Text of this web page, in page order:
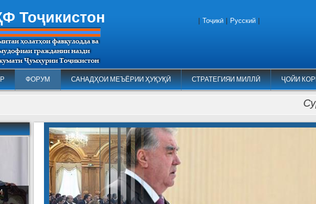
Тоҷикистон
ФОРУМ САНАДҲОИ МЕЪЁРИИ ҲУҚУҚӢ СТРАТЕГИЯИ МИЛЛӢ ҶОЙИ
Тоҷикӣ Русский